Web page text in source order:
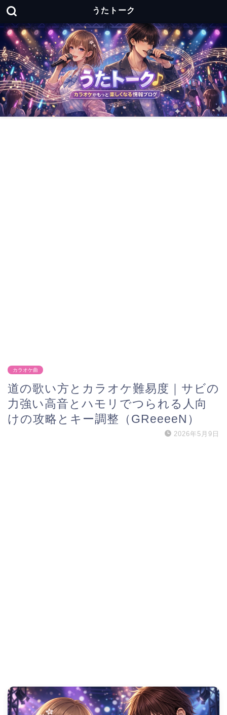
うたトーク
カラオケ曲
道の歌い方とカラオケ難易度｜サビの
力強い高音とハモリでつられる人向
けの攻略とキー調整（GReeeeN）
2026年5月9日